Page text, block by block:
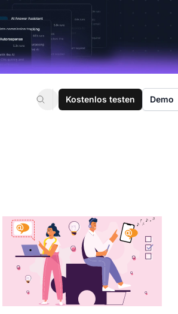
Kostenlos testen Demo